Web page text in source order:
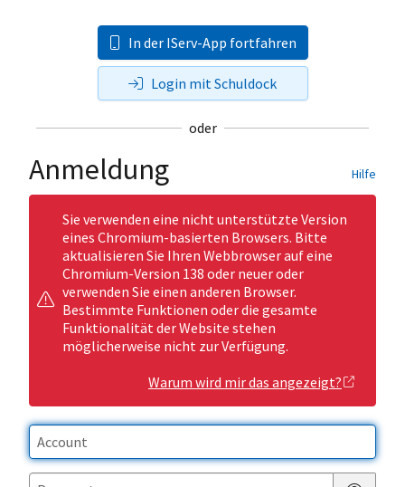
In der IServ-App fortfahren
Login mit Schuldock
oder
Anmeldung Hilfe
Sie verwenden eine nicht unterstützte Version
eines Chromium-basierten Browsers. Bitte
aktualisieren Sie Ihren Webbrowser auf eine
Chromium-Version 138 oder neuer oder
verwenden Sie einen anderen Browser.
Bestimmte Funktionen oder die gesamte
Funktionalität der Website stehen
möglicherweise nicht zur Verfügung.
Warum wird mir das angezeigt?